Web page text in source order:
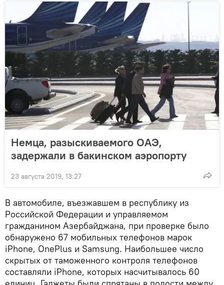
Немца, разыскиваемого ОАЭ,
задержали в бакинском аэропорту
23 августа 2019, 13:27
В автомобиле, въезжавшем в республику из
Российской Федерации и управляемом
гражданином Азербайджана, при проверке было
обнаружено 67 мобильных телефонов марок
iPhone, OnePlus и Samsung. Наибольшее число
скрытых от таможенного контроля телефонов
составляли iPhone, которых насчитывалось 60